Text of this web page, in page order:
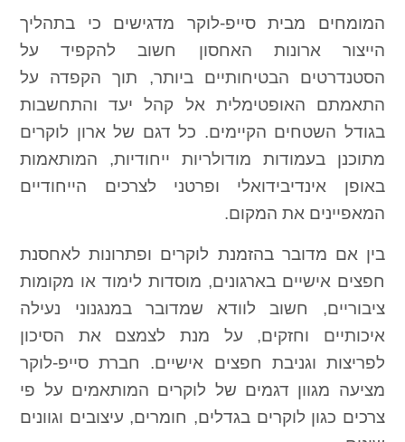
המומחים מבית סייפ-לוקר מדגישים כי בתהליך
הייצור ארונות האחסון חשוב להקפיד על
הסטנדרטים הבטיחותיים ביותר, תוך הקפדה על
התאמתם האופטימלית אל קהל יעד והתחשבות
בגודל השטחים הקיימים. כל דגם של ארון לוקרים
מתוכנן בעמודות מודולריות ייחודיות, המותאמות
באופן אינדיבידואלי ופרטני לצרכים הייחודיים
המאפיינים את המקום.
בין אם מדובר בהזמנת לוקרים ופתרונות לאחסנת
חפצים אישיים בארגונים, מוסדות לימוד או מקומות
ציבוריים, חשוב לוודא שמדובר במנגנוני נעילה
איכותיים וחזקים, על מנת לצמצם את הסיכון
לפריצות וגניבת חפצים אישיים. חברת סייפ-לוקר
מציעה מגוון דגמים של לוקרים המותאמים על פי
צרכים כגון לוקרים בגדלים, חומרים, עיצובים וגוונים